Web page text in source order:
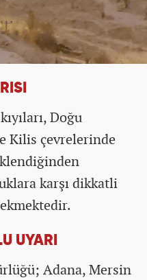
Doğu
Kilis çevrelerinde
karşı dikkatli
UYARI
Adana, Mersin